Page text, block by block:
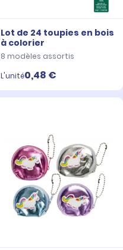
Lot de 24 toupies en bois
à colorier
8 modèles assortis
L'unité0,48 €